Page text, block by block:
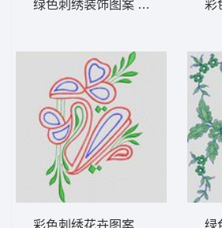
绿色刺绣装饰图案 植物花型 彩